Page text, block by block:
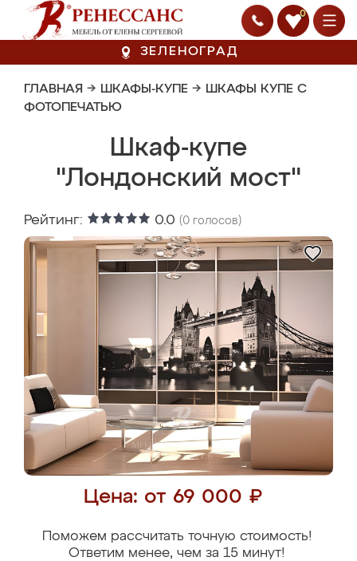
0
ЗЕЛЕНОГРАД
ГЛАВНАЯ → ШКАФЫ-КУПЕ → ШКАФЫ КУПЕ С
ФОТОПЕЧАТЬЮ
Шкаф-купе
"Лондонский мост"
Рейтинг: 0.0 (0 голосов)
Цена: от 69 000 ₽
Поможем рассчитать точную стоимость!
Ответим менее, чем за 15 минут!